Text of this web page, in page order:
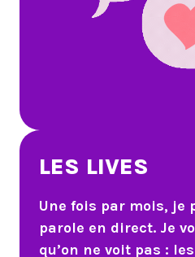
Une fois par mois, je
parole en direct. Je